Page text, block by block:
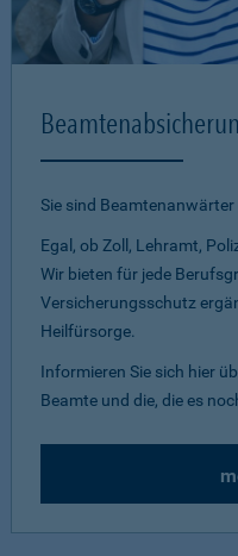
Sie sind Beamtenanwärter
Egal, ob Zoll, Lehramt,
Wir bieten für jede
Versicherungsschutz
Heilfürsorge.
Informieren Sie sich hier
Beamte und die, die es